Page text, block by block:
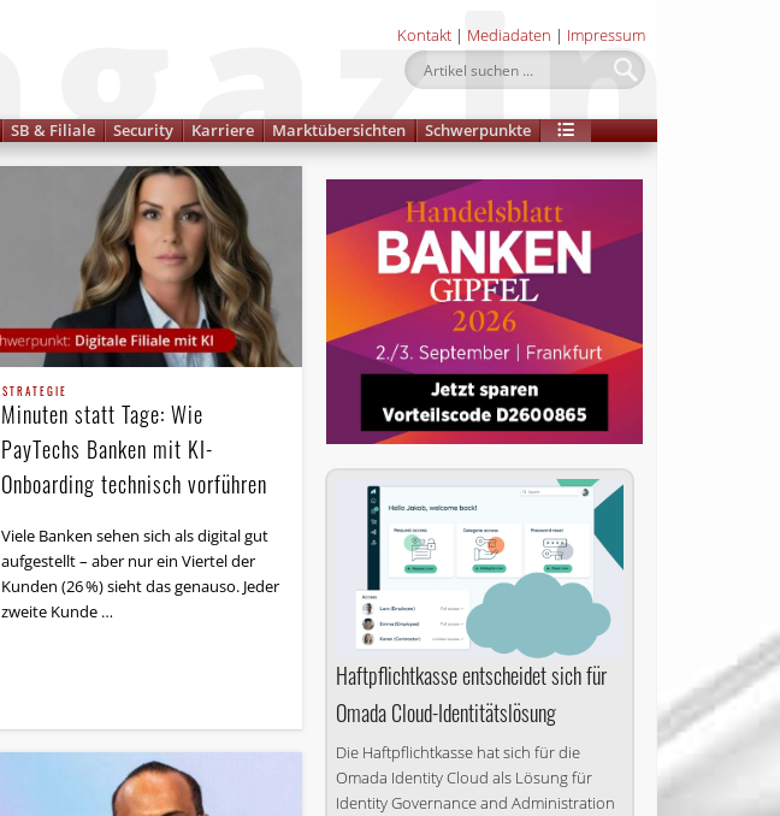
Kontakt | Mediadaten | Impressum
SB & Filiale Security Karriere Marktübersichten Schwerpunkte
STRATEGIE
Minuten statt Tage: Wie
PayTechs Banken mit KI-
Onboarding technisch vorführen
Viele Banken sehen sich als digital gut
aufgestellt – aber nur ein Viertel der
Kunden (26 %) sieht das genauso. Jeder
zweite Kunde …
Haftpflichtkasse entscheidet sich für
Omada Cloud-Identitätslösung
Die Haftpflichtkasse hat sich für die
Omada Identity Cloud als Lösung für
Identity Governance and Administration